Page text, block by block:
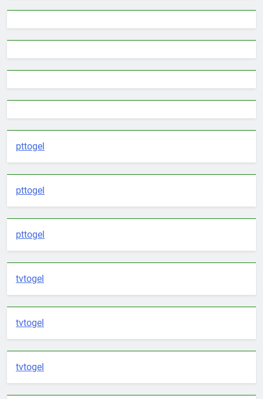
pttogel
pttogel
pttogel
tvtogel
tvtogel
tvtogel